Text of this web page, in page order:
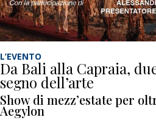
L’EVENTO
Da Bali alla Capraia,
segno dell’arte
Show di mezz’estate per
Aegylon